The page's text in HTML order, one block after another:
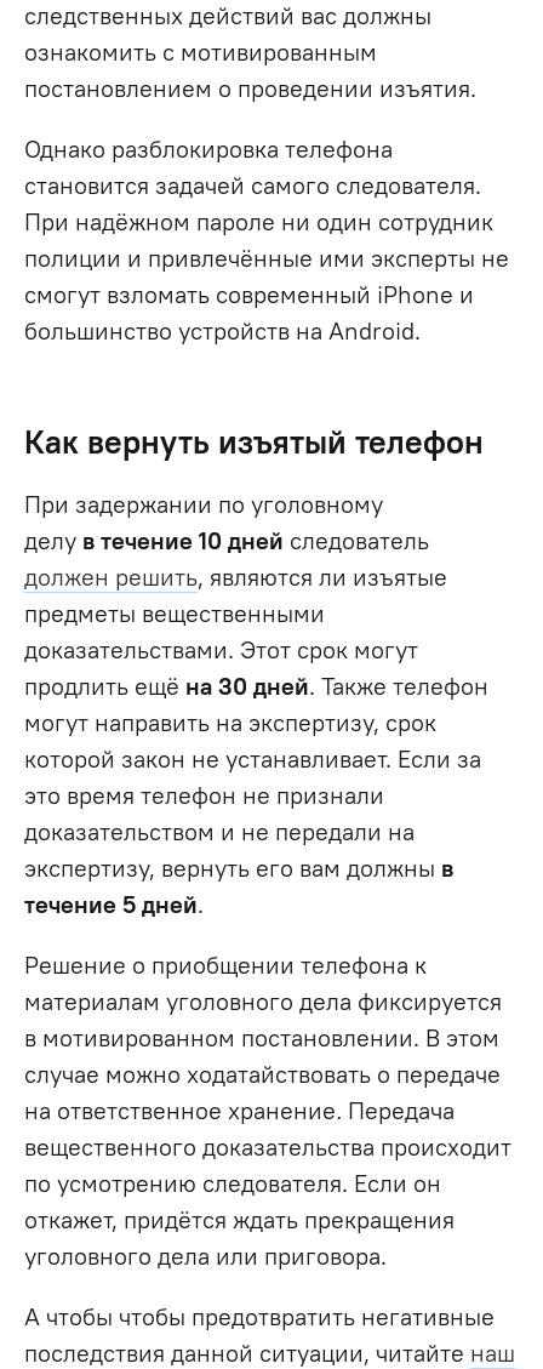
следственных действий вас должны
ознакомить с мотивированным
постановлением о проведении изъятия.
Однако разблокировка телефона
становится задачей самого следователя.
При надёжном пароле ни один сотрудник
полиции и привлечённые ими эксперты не
смогут взломать современный iPhone и
большинство устройств на Android.
Как вернуть изъятый телефон
При задержании по уголовному
делу в течение 10 дней следователь
должен решить, являются ли изъятые
предметы вещественными
доказательствами. Этот срок могут
продлить ещё на 30 дней. Также телефон
могут направить на экспертизу, срок
которой закон не устанавливает. Если за
это время телефон не признали
доказательством и не передали на
экспертизу, вернуть его вам должны в
течение 5 дней.
Решение о приобщении телефона к
материалам уголовного дела фиксируется
в мотивированном постановлении. В этом
случае можно ходатайствовать о передаче
на ответственное хранение. Передача
вещественного доказательства происходит
по усмотрению следователя. Если он
откажет, придётся ждать прекращения
уголовного дела или приговора.
А чтобы чтобы предотвратить негативные
последствия данной ситуации, читайте наш